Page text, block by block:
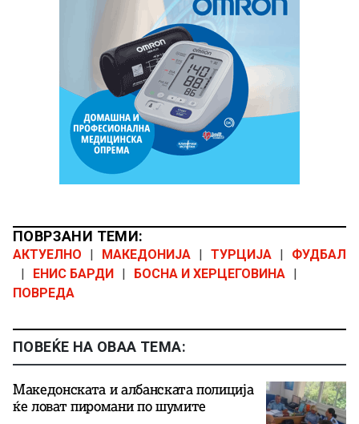
ПОВРЗАНИ ТЕМИ:
АКТУЕЛНО МАКЕДОНИЈА ТУРЦИЈА
ФУДБАЛ
ЕНИС БАРДИ БОСНА И ХЕРЦЕГОВИНА
ПОВРЕДА
ПОВЕЌЕ НА ОВАА ТЕМА:
Македонската и албанската полиција
ќе ловат пиромани по шумите